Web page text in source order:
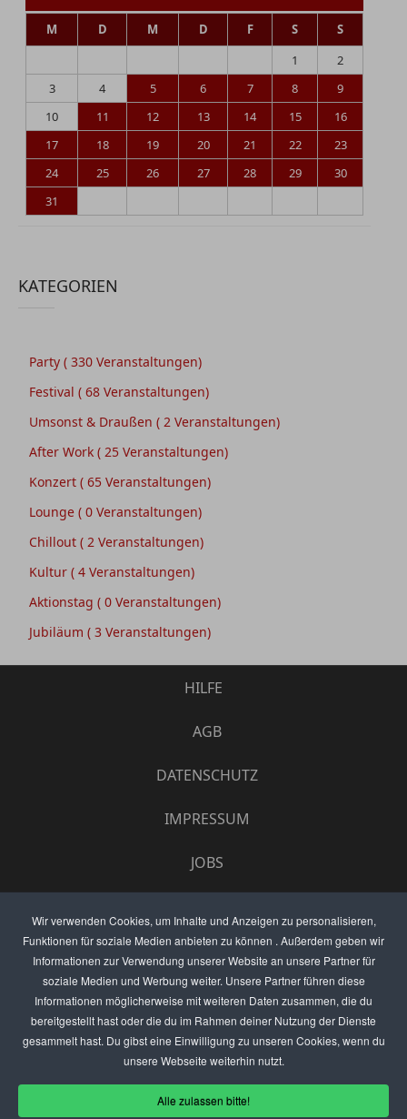
Wir verwenden Cookies, um Inhalte und Anzeigen zu personalisieren,
Funktionen für soziale Medien anbieten zu können . Außerdem geben wir
Informationen zur Verwendung unserer Website an unsere Partner für
soziale Medien und Werbung weiter. Unsere Partner führen diese
Informationen möglicherweise mit weiteren Daten zusammen, die du
bereitgestellt hast oder die du im Rahmen deiner Nutzung der Dienste
gesammelt hast. Du gibst eine Einwilligung zu unseren Cookies, wenn du
unsere Webseite weiterhin nutzt.
Alle zulassen bitte!
M D M D F S
S
1
2
3
4 5 6 7 8
9
10
11 12 13 14 15
16
17
18 19 20 21 22
23
24
25 26 27 28 29
30
31
KATEGORIEN
Party ( 330 Veranstaltungen)
Festival ( 68 Veranstaltungen)
Umsonst & Draußen ( 2 Veranstaltungen)
After Work ( 25 Veranstaltungen)
Konzert ( 65 Veranstaltungen)
Lounge ( 0 Veranstaltungen)
Chillout ( 2 Veranstaltungen)
Kultur ( 4 Veranstaltungen)
Aktionstag ( 0 Veranstaltungen)
Jubiläum ( 3 Veranstaltungen)
HILFE
AGB
DATENSCHUTZ
IMPRESSUM
JOBS
ANZEIGEN PREISE
BEWERTET UNS
KONTAKT
THEMENVORSCHLAG